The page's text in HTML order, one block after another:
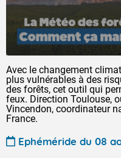
Avec le changement
plus vulnérables à des
des forêts, cet outil qui
feux. Direction Toulouse,
Vincendon, coordinateur
France.
Ephéméride du 08